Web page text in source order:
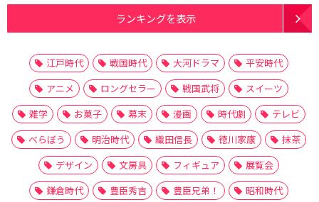
ランキングを表示
江戸時代 戦国時代 大河ドラマ
平安時代
アニメ
ロングセラー 戦国武将
スイーツ
雑学
お菓子 幕末 漫画 時代劇
テレビ
べらぼう
明治時代 織田信長 徳川家康
抹茶
デザイン
文房具 フィギュア
展覧会
鎌倉時代
豊臣秀吉 豊臣兄弟！
昭和時代